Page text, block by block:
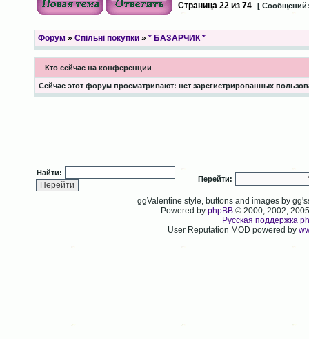
Страница 22из 74 [
Форум » Спільні покупки» * БАЗАРЧИК *
Кто сейчас на конференции
Сейчас этот форум просматривают: нет зарегистрированных
Найти:
Перейти:
ggValentine style, buttons and images by
Powered byphpBB © 2000, 2002,
Русская поддержка
User Reputation MOD powered by